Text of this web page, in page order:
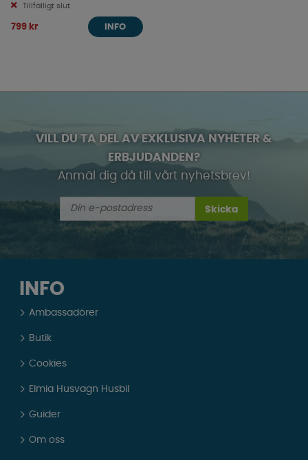
04/2010
Tillfälligt slut
799 kr INFO
VILL DU TA DEL AV EXKLUSIVA NYHETER &
ERBJUDANDEN?
Anmäl dig då till vårt nyhetsbrev!
Skicka
INFO
Ambassadörer
Butik
Cookies
Elmia Husvagn Husbil
Guider
Om oss